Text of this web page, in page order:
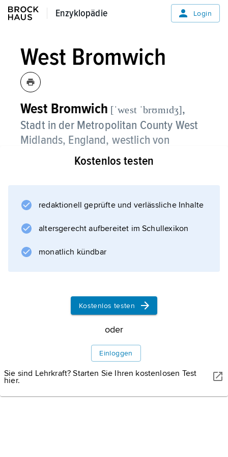
Enzyklopädie
Enzyklopädie Login
West Bromwich
West Bromwich [ˈwest ˈbrʊmɪdʒ],
Stadt in der Metropolitan County West
Midlands, England, westlich von
Birmingham, 140 000 Einwohner;
Kostenlos testen
redaktionell geprüfte und verlässliche Inhalte
altersgerecht aufbereitet im Schullexikon
monatlich kündbar
Kostenlos testen
oder
Einloggen
Sie sind Lehrkraft? Starten Sie Ihren kostenlosen Test
hier.